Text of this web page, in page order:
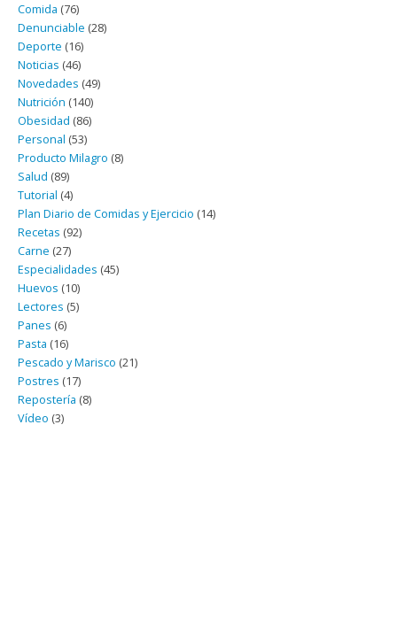
Comida (76)
Denunciable (28)
Deporte (16)
Noticias (46)
Novedades (49)
Nutrición (140)
Obesidad (86)
Personal (53)
Producto Milagro (8)
Salud (89)
Tutorial (4)
Plan Diario de Comidas y Ejercicio (14)
Recetas (92)
Carne (27)
Especialidades (45)
Huevos (10)
Lectores (5)
Panes (6)
Pasta (16)
Pescado y Marisco (21)
Postres (17)
Repostería (8)
Vídeo (3)